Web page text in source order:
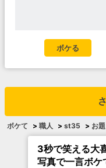
ボケる
ボケて > 職人 > st35 > お題
3秒で笑える大
写真で一言ボ